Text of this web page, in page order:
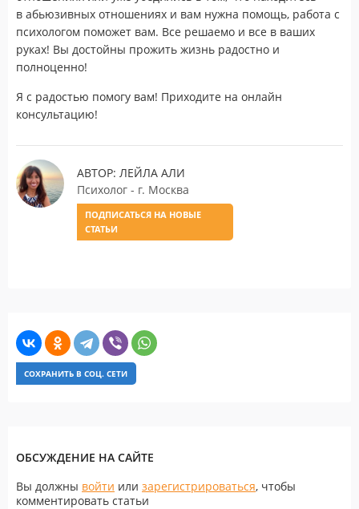
в абьюзивных отношениях и вам нужна помощь, работа с
психологом поможет вам. Все решаемо и все в ваших
руках! Вы достойны прожить жизнь радостно и
полноценно!
Я с радостью помогу вам! Приходите на онлайн
консультацию!
АВТОР: ЛЕЙЛА АЛИ
Психолог - г. Москва
ПОДПИСАТЬСЯ НА НОВЫЕ
СТАТЬИ
СОХРАНИТЬ В СОЦ. СЕТИ
ОБСУЖДЕНИЕ НА САЙТЕ
Вы должны войти или зарегистрироваться, чтобы
комментировать статьи